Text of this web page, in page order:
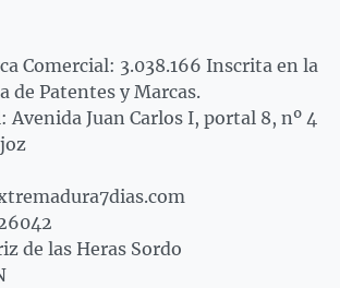
Comercial: 3.038.166 Inscrita en la
de Patentes y Marcas.
Avenida Juan Carlos I, portal 8, nº 4
de las Heras Sordo